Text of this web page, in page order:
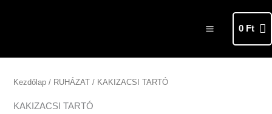
MAIN
MENU
0 Ft
Kezdőlap / RUHÁZAT / KAKIZACSI TARTÓ
KAKIZACSI TARTÓ
latest